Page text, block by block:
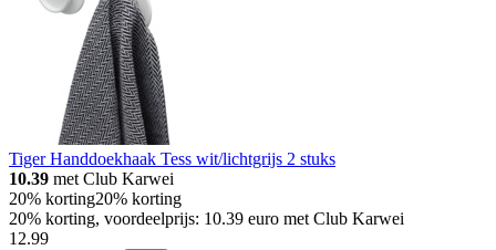
Tiger Handdoekhaak Tess wit/lichtgrijs 2 stuks
10.39 met Club Karwei
20% korting20% korting
20% korting, voordeelprijs: 10.39 euro met Club Karwei
12.99